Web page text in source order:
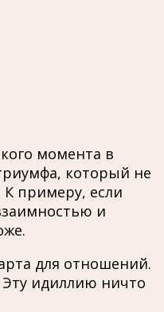
момента в
который не
примеру, если
и
для отношений.
идиллию ничто